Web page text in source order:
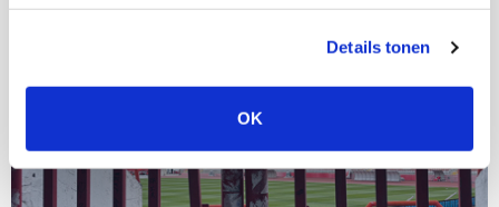
Details tonen
OK
Servische maffiabaas in grauwe bak